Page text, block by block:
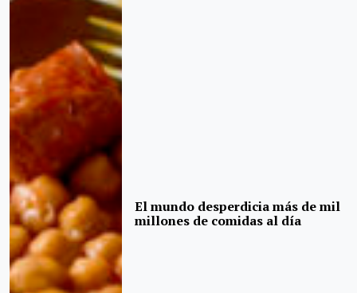
El mundo desperdicia más de mil
millones de comidas al día